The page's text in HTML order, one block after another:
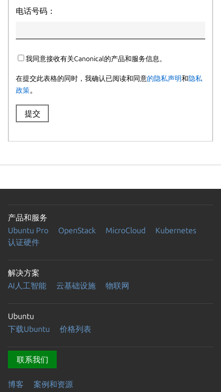
电话号码：
我同意接收有关Canonical的产品和服务信息。
在提交此表格的同时，我确认已阅读和同意的隐私声明和隐私
政策。
提交
产品和服务
Ubuntu Pro
OpenStack MicroCloud
Kubernetes
认证硬件
解决方案
AI人工智能
云基础设施 物联网
Ubuntu
下载Ubuntu
价格列表
联系我们
博客 案例和资源